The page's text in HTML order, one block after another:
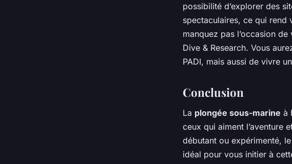
possibilité d’explorer des
spectaculaires, ce qui rend
manquez pas l’occasion
Dive & Research. Vous
PADI, mais aussi de vivre
Conclusion
La plongée sous-marine à
ceux qui aiment l’aventure
débutant ou expérimenté, le
idéal pour vous initier à